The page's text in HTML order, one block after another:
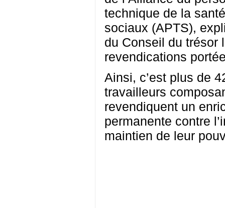
technique de la
sociaux (APTS),
du Conseil du trésor
revendications
Ainsi, c’est plus de
travailleurs
revendiquent un
permanente contre
maintien de leur